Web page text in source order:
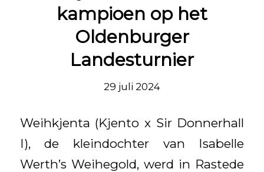
kampioen op het
Oldenburger
Landesturnier
29 juli 2024
Weihkjenta (Kjento x Sir Donnerhall
I), de kleindochter van Isabelle
Werth’s Weihegold, werd in Rastede